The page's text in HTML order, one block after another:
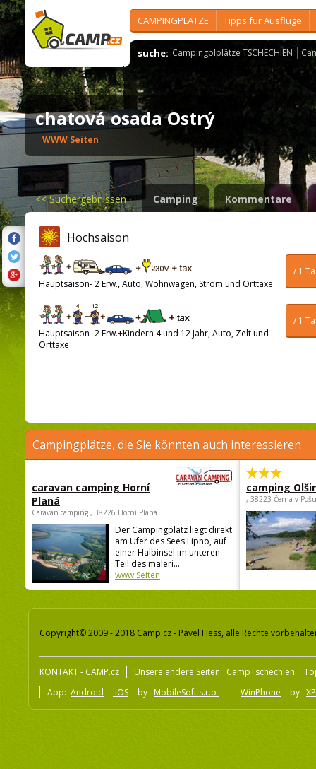
CAMPINGPLÄTZE Tipps für Ausflüge
suche: Campingplplätze TSCHECHIEN
chatová osada Ostrý
WWW Seiten
<<Suchergebnissen Camping Kommentare
Hochsaison
/ 1
Hauptsaison- 2 Erw., Auto, Wohnwagen, Strom und Orttaxe
/ 1
Hauptsaison- 2 Erw.+Kindern 4 und 12 Jahr, Auto, Zelt und
Orttaxe
Campingplätze, die Sie könnten auch interessieren
caravan camping Horní
Planá
Caravan camping , 38226 Horní Planá
Der Campingplatz liegt direkt
am Ufer des Sees Lipno, auf
einer Halbinsel im unteren
Teil des maleri...
www Seiten
camping
, 38223 Černá v
Copyright© 2009 - 2018 Camp.cz - Pavel Hess, alle Rechte
KONTAKT - CAMP.cz Unsere andere Seiten: CampTschechien
App: Android iOS by MobileSoft s.r.o WinPhone by